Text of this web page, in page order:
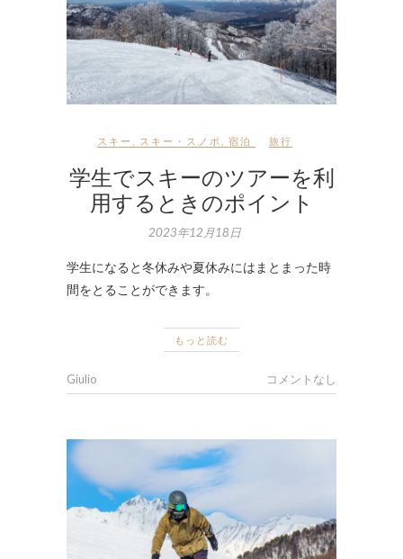
スキー スキー・スノボ 宿泊 旅行
学生でスキーのツアーを利
用するときのポイント
2023年12月18日
学生になると冬休みや夏休みにはまとまった時
間をとることができます。
もっと読む
Giulio コメントなし